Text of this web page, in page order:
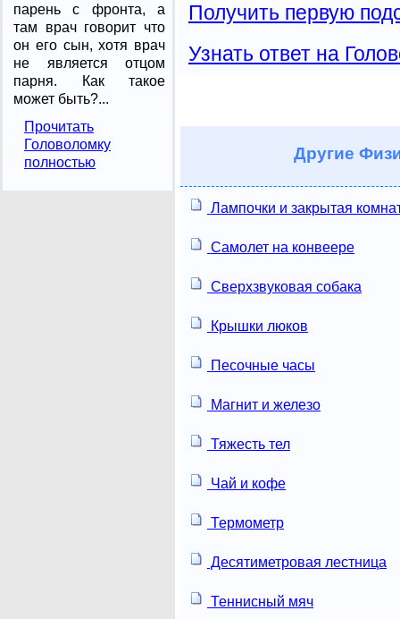
парень с фронта, а
там врач говорит что
он его сын, хотя врач
не является отцом
парня. Как такое
может быть?...
Прочитать
Головоломку
полностью
Получить первую
Узнать ответ на
Другие
Лампочки и закрытая
Самолет на конвеере
Сверхзвуковая собака
Крышки люков
Песочные часы
Магнит и железо
Тяжесть тел
Чай и кофе
Термометр
Десятиметровая лестница
Теннисный мяч